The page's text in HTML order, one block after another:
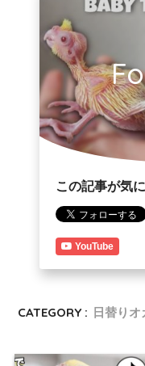
この記事が気
YouTube
CATEGORY : 日替り